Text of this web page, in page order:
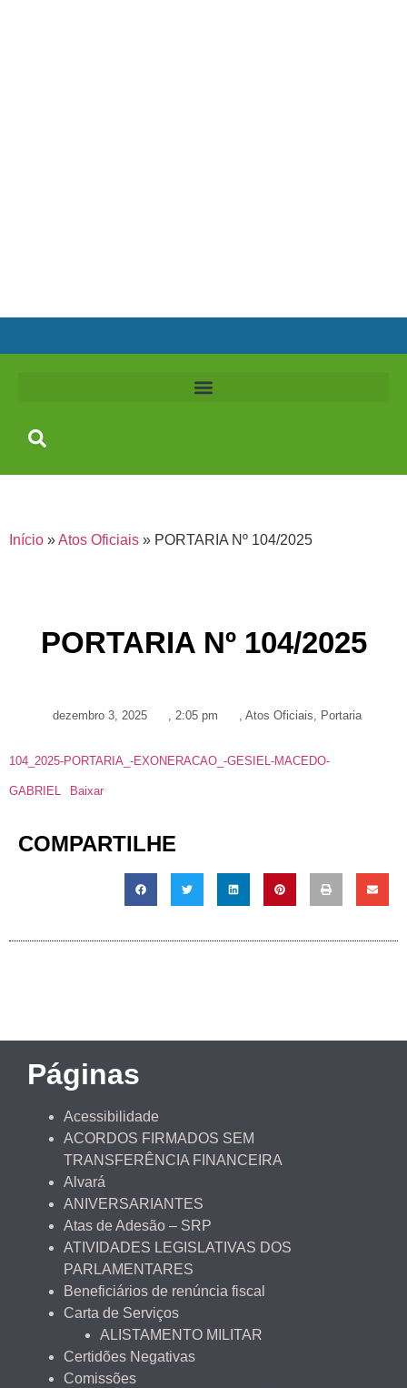
Início »Atos Oficiais » PORTARIA Nº 104/2025
PORTARIA Nº 104/2025
dezembro 3, 2025 , 2:05 pm , Atos Oficiais, Portaria
104_2025-PORTARIA_-EXONERACAO_-GESIEL-MACEDO-
GABRIEL Baixar
COMPARTILHE
Páginas
Acessibilidade
ACORDOS FIRMADOS SEM
TRANSFERÊNCIA FINANCEIRA
Alvará
ANIVERSARIANTES
Atas de Adesão – SRP
ATIVIDADES LEGISLATIVAS DOS
PARLAMENTARES
Beneficiários de renúncia fiscal
Carta de Serviços
ALISTAMENTO MILITAR
Certidões Negativas
Comissões